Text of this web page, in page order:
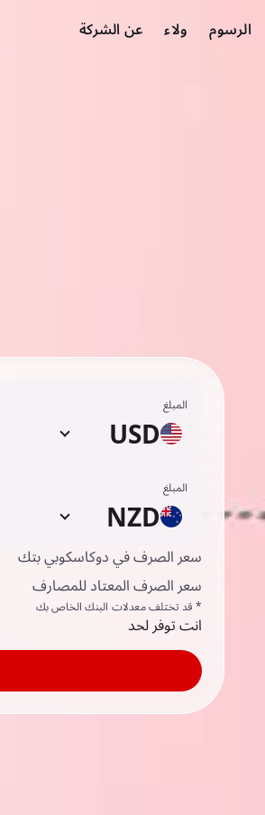
الرسوم ولاء عن الشركة
المبلغ
USD
المبلغ
NZD
سعر الصرف في دوكاسكوبي بتك
سعر الصرف المعتاد للمصارف
* قد تختلف معدلات البنك الخاص بك
انت توفر لحد